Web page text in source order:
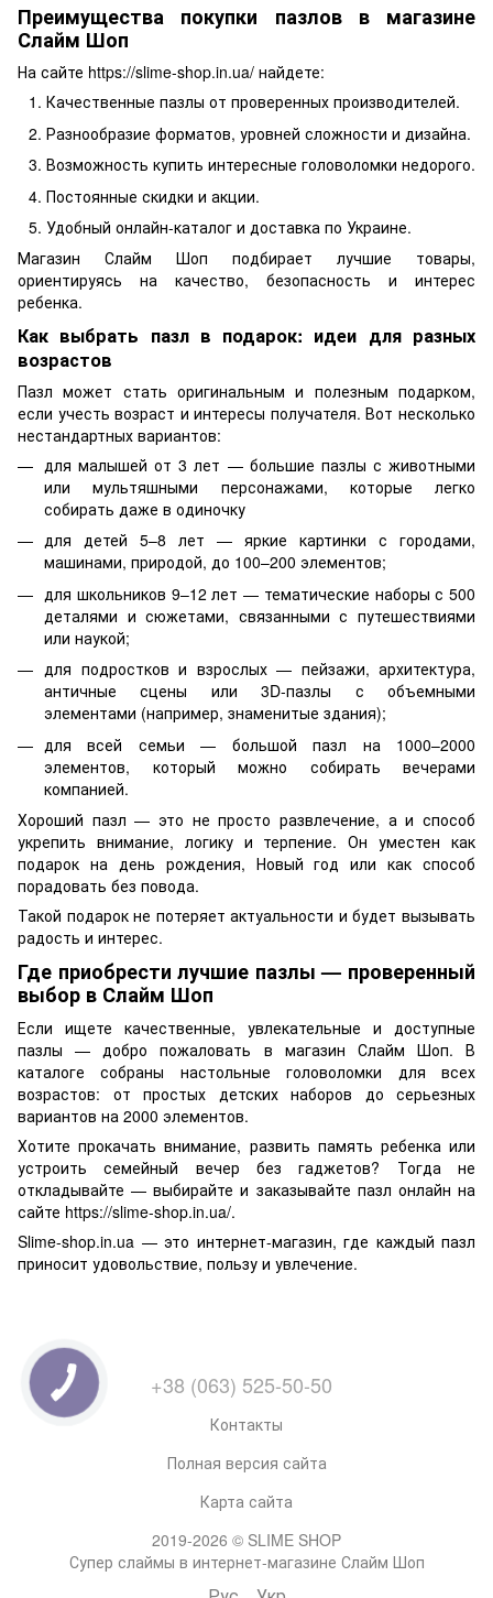
Преимущества покупки пазлов в магазине
Слайм Шоп
На сайте https://slime-shop.in.ua/ найдете:
Качественные пазлы от проверенных производителей.
Разнообразие форматов, уровней сложности и дизайна.
Возможность купить интересные головоломки недорого.
Постоянные скидки и акции.
Удобный онлайн-каталог и доставка по Украине.
Магазин Слайм Шоп подбирает лучшие товары,
ориентируясь на качество, безопасность и интерес
ребенка.
Как выбрать пазл в подарок: идеи для разных
возрастов
Пазл может стать оригинальным и полезным подарком,
если учесть возраст и интересы получателя. Вот несколько
нестандартных вариантов:
для малышей от 3 лет — большие пазлы с животными
или мультяшными персонажами, которые легко
собирать даже в одиночку
для детей 5–8 лет — яркие картинки с городами,
машинами, природой, до 100–200 элементов;
для школьников 9–12 лет — тематические наборы с 500
деталями и сюжетами, связанными с путешествиями
или наукой;
для подростков и взрослых — пейзажи, архитектура,
античные сцены или 3D-пазлы с объемными
элементами (например, знаменитые здания);
для всей семьи — большой пазл на 1000–2000
элементов, который можно собирать вечерами
компанией.
Хороший пазл — это не просто развлечение, а и способ
укрепить внимание, логику и терпение. Он уместен как
подарок на день рождения, Новый год или как способ
порадовать без повода.
Такой подарок не потеряет актуальности и будет вызывать
радость и интерес.
Где приобрести лучшие пазлы — проверенный
выбор в Слайм Шоп
Если ищете качественные, увлекательные и доступные
пазлы — добро пожаловать в магазин Слайм Шоп. В
каталоге собраны настольные головоломки для всех
возрастов: от простых детских наборов до серьезных
вариантов на 2000 элементов.
Хотите прокачать внимание, развить память ребенка или
устроить семейный вечер без гаджетов? Тогда не
откладывайте — выбирайте и заказывайте пазл онлайн на
сайте https://slime-shop.in.ua/.
Slime-shop.in.ua — это интернет-магазин, где каждый пазл
приносит удовольствие, пользу и увлечение.
+38 (063) 525-50-50
Контакты
Полная версия сайта
Карта сайта
2019-2026 © SLIME SHOP
Супер слаймы в интернет-магазине Слайм Шоп